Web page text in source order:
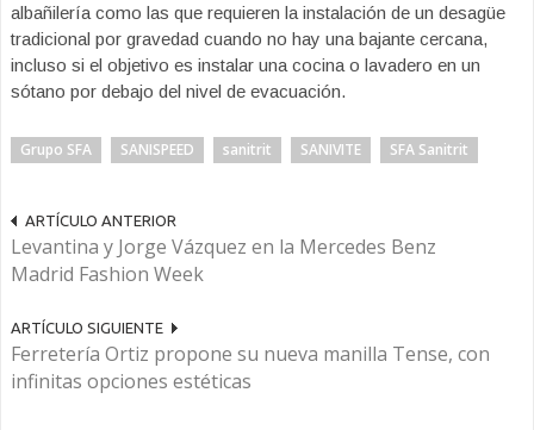
albañilería como las que requieren la instalación de un desagüe
tradicional por gravedad cuando no hay una bajante cercana,
incluso si el objetivo es instalar una cocina o lavadero en un
sótano por debajo del nivel de evacuación.
Grupo SFA SANISPEED sanitrit SANIVITE SFA Sanitrit
ARTÍCULO ANTERIOR
Levantina y Jorge Vázquez en la Mercedes Benz
Madrid Fashion Week
ARTÍCULO SIGUIENTE
Ferretería Ortiz propone su nueva manilla Tense, con
infinitas opciones estéticas